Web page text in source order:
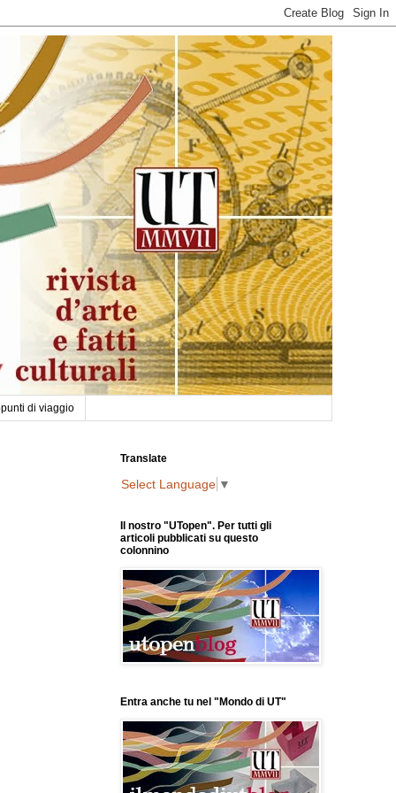
di viaggio
Translate
Select Language ▼
Il nostro "UTopen". Per tutti gli
articoli pubblicati su questo
colonnino
Entra anche tu nel "Mondo di UT"